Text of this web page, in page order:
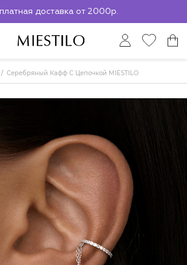
доставка от 2000р.
всей России до ПВЗ СДЭК
Серебряный Кафф С Цепочкой MIESTILO